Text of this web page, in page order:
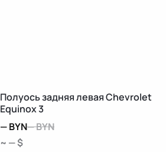
Полуось задняя левая Chevrolet
Equinox 3
—BYN—BYN
~ — $